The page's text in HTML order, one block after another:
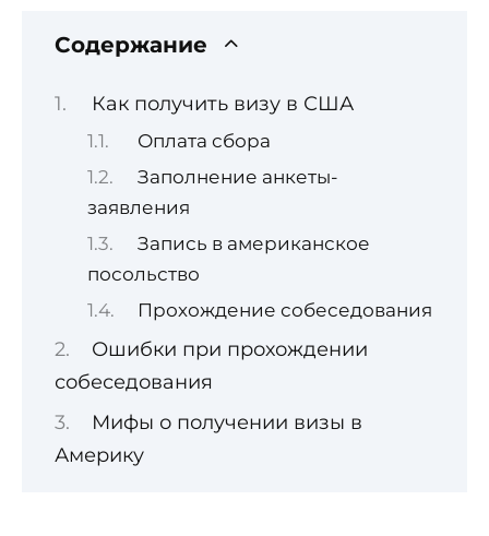
Содержание
Как получить визу в США
Оплата сбора
Заполнение анкеты-
заявления
Запись в американское
посольство
Прохождение собеседования
Ошибки при прохождении
собеседования
Мифы о получении визы в
Америку